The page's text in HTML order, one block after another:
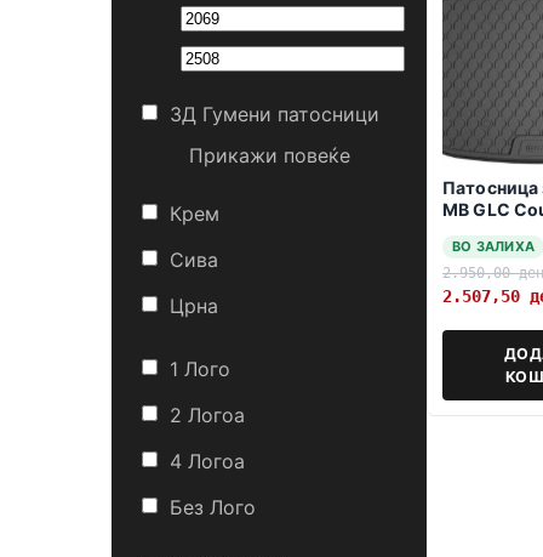
3Д Гумени патосници
Прикажи повеќе
Крем
Сива
Црна
1 Лого
2 Логоa
4 Логоa
Без Лого
Патосница
MB GLC
ВО ЗАЛИХА
2.950,00ден
2.507,50